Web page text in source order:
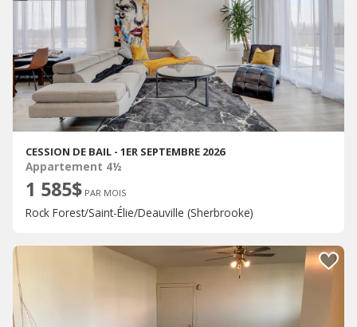
CESSION DE BAIL - 1ER SEPTEMBRE 2026
Appartement 4½
1 585$ PAR MOIS
Rock Forest/Saint-Élie/Deauville (Sherbrooke)